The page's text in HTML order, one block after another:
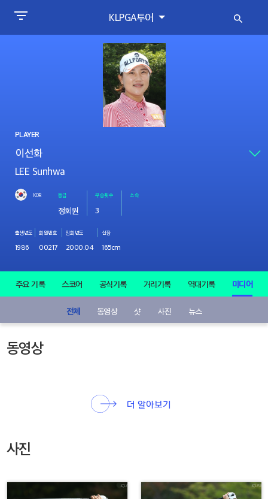
KLPGA투어
PLAYER
LEE Sunhwa
KOR 등급
정회원
우승횟수
3
소속
출생년도
1986
회원번호
00217
입회년도
2000.04
신장
165cm
주요 기록 스코어 공식기록 거리기록 역대기록 미디어
전체 동영상 샷 사진 뉴스
동영상
더 알아보기
사진